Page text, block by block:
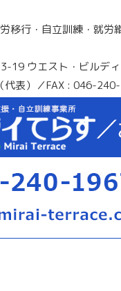
移行・自立訓練・就労
19 ウエスト・ビルデ
表）／FAX : 046-